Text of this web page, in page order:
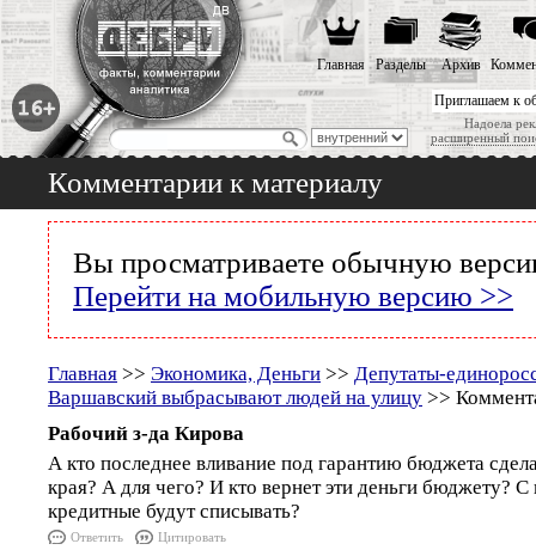
Приглашаем к
Надоела
расширенный
Главная Разделы Архив
Комментарии к материалу
Вы просматриваете обычную
Перейти на мобильную версию >>
Главная >> Экономика, Деньги >> Депутаты-
Варшавский выбрасывают людей на улицу >>
Рабочий з-да Кирова
А кто последнее вливание под гарантию бюджета
края? А для чего? И кто вернет эти деньги бюджету? С
кредитные будут списывать?
Ответить Цитировать